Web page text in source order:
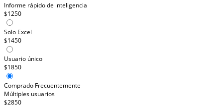
Informe rápido de inteligencia
$1250
Solo Excel
$1450
Usuario único
$1850
Comprado Frecuentemente
Múltiples usuarios
$2850